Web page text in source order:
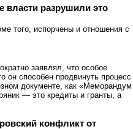
власти разрушили это
того, испорчены и отношения с
заявлял, что особое
он способен продвинуть процесс
документе, как «Меморандум
— это кредиты и гранты, а
конфликт от